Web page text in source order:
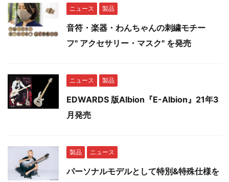
ニュース 製品
音符・楽器・わんちゃんの刺繍モチー
フ" アクセサリー・マスク" を発売
ニュース 製品
EDWARDS 版Albion『E-Albion』21年3
月発売
製品 ニュース
パーソナルモデルとして特別&特殊仕様を